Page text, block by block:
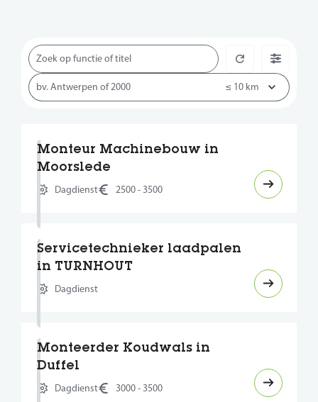
Monteur Machinebouw in
Moorslede
Dagdienst 2500 - 3500
Servicetechnieker laadpalen
in TURNHOUT
Dagdienst
Monteerder Koudwals in
Duffel
Dagdienst 3000 - 3500